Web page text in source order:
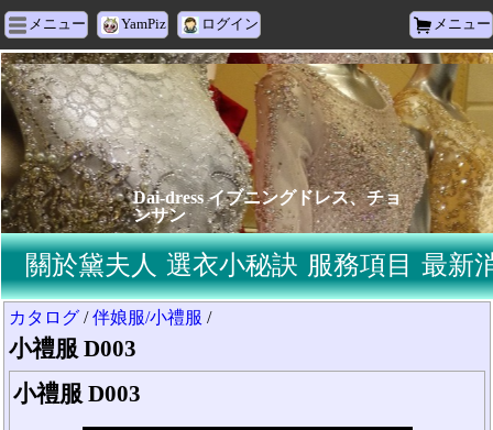
メニュー YamPiz ログイン メニュー
Dai-dress イブニングドレス、チョ
ンサン
關於黛夫人 選衣小秘訣 服務項目 最新
カタログ /伴娘服/小禮服 /
小禮服 D003
小禮服 D003